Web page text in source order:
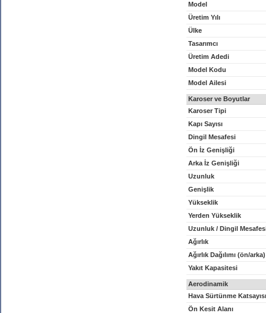
Model
Üretim Yılı
Ülke
Tasarımcı
Üretim Adedi
Model Kodu
Model Ailesi
Karoser ve Boyutlar
Karoser Tipi
Kapı Sayısı
Dingil Mesafesi
Ön İz Genişliği
Arka İz Genişliği
Uzunluk
Genişlik
Yükseklik
Yerden Yükseklik
Uzunluk / Dingil
Ağırlık
Ağırlık Dağılımı (ön/arka)
Yakıt Kapasitesi
Aerodinamik
Hava Sürtünme Katsayısı
Ön Kesit Alanı